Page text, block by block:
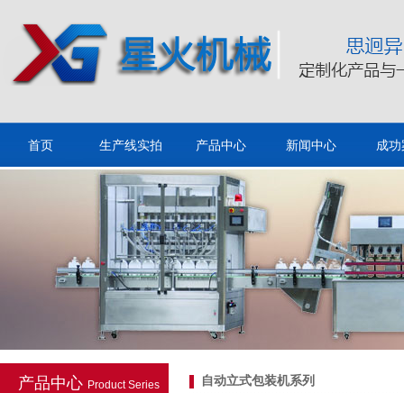
首页 生产线实拍 产品中心 新闻中心 成
产品中心 Product Series
小瓶子口服液灌装旋盖机
自动液体灌装旋盖贴标生产
线
自动立式包装机系列